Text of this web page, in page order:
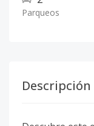
Parqueos
Descripción